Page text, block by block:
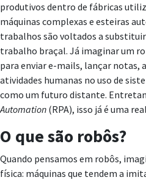
produtivos dentro de fábricas
máquinas complexas e esteiras
trabalhos são voltados a
trabalho braçal. Já imaginar um
para enviar e-mails, lançar notas,
atividades humanas no uso de
como um futuro distante.
Automation (RPA), isso já é uma
O que são robôs?
Quando pensamos em robôs,
física: máquinas que tendem a